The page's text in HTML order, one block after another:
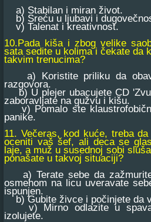
a) Stabilan i miran život.
b) Sreću u ljubavi i
v) Talenat i kreativnost.
10.Pada kiša i zbog velike
sata sedite u kolima i čekate da
takvim trenucima?
a) Koristite priliku da
razgovora.
b) U plejer ubacujete CD
zaboravljate na gužvu i kišu.
v) Pomalo ste
panike.
11. Večeras, kod kuće, treba
oceniti vaš šef, ali deca se
laje, a muž u susednoj sobi
ponašate u takvoj situaciji?
a) Terate sebe da
osmehom na licu uveravate
ispunjen.
b) Gubite živce i počinjete da
v) Mirno odlazite u
izolujete.